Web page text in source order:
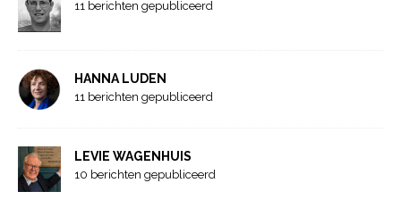
11 berichten gepubliceerd
HANNA LUDEN
11 berichten gepubliceerd
LEVIE WAGENHUIS
10 berichten gepubliceerd